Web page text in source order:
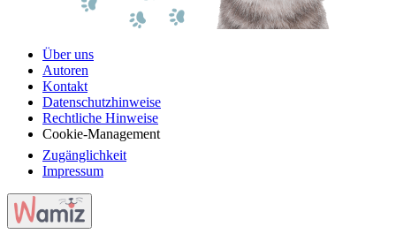
Über uns
Autoren
Kontakt
Datenschutzhinweise
Rechtliche Hinweise
Cookie-Management
Zugänglichkeit
Impressum